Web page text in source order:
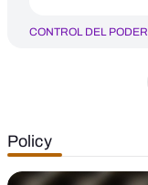
CONTROL DEL PODER
Policy